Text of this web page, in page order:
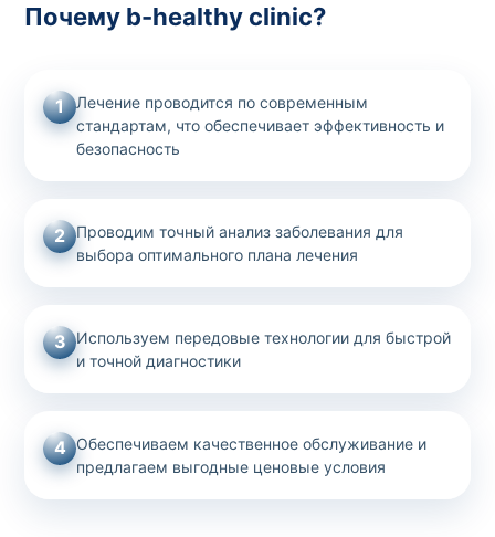
Почему b-healthy clinic?
1
Лечение проводится по современным
стандартам, что обеспечивает эффективность и
безопасность
2
Проводим точный анализ заболевания для
выбора оптимального плана лечения
3 Используем передовые технологии для быстрой
и точной диагностики
4 Обеспечиваем качественное обслуживание и
предлагаем выгодные ценовые условия